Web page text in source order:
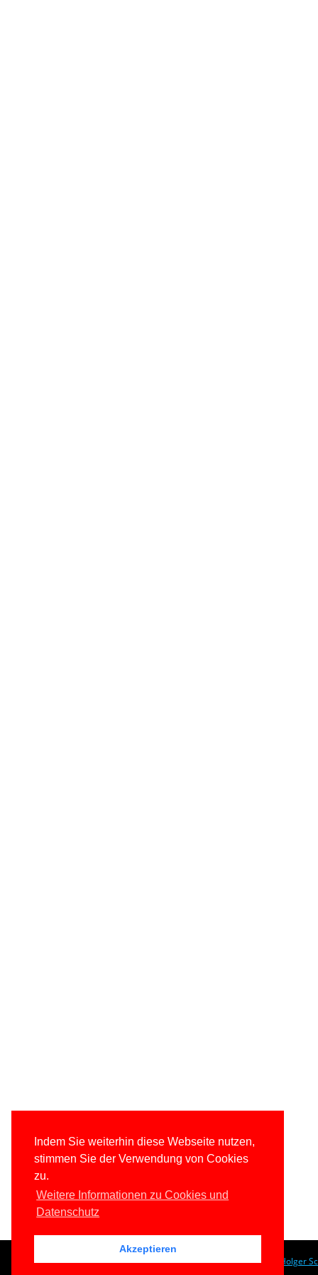
Indem Sie weiterhin diese Webseite nutzen,
stimmen Sie der Verwendung von Cookies
zu.
Weitere Informationen zu Cookies und
Datenschutz
Akzeptieren
© 1996-2026www.IT-Visions.de- Dr. Holger